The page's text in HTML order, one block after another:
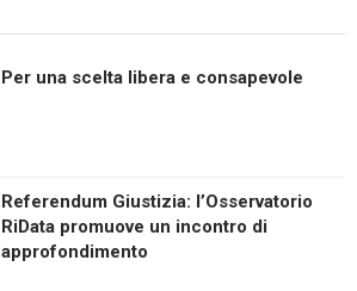
Per una scelta libera e consapevole
Referendum Giustizia: l’Osservatorio
RiData promuove un incontro di
approfondimento